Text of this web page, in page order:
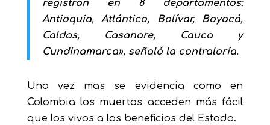
registran en 8 departamentos:
Antioquia, Atlántico, Bolívar, Boyacá,
Caldas, Casanare, Cauca y
Cundinamarca», señaló la contraloría.
Una vez mas se evidencia como en
Colombia los muertos acceden más fácil
que los vivos a los beneficios del Estado.